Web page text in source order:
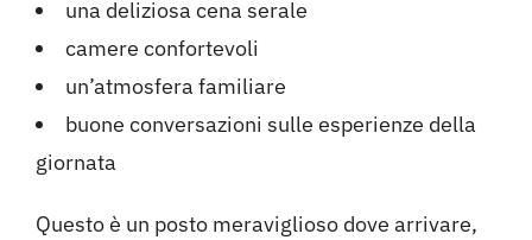
una deliziosa cena serale
camere confortevoli
un’atmosfera familiare
buone conversazioni sulle esperienze della
giornata
Questo è un posto meraviglioso dove arrivare,